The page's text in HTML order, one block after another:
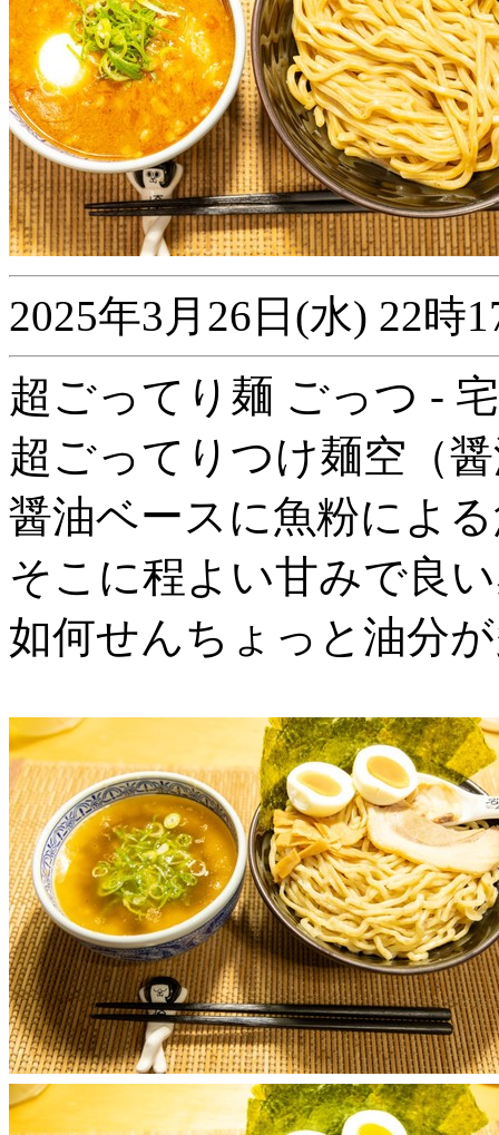
2025年3月26日(水) 22時
超ごってり麺 ごっつ -
超ごってりつけ麺空（
醤油ベースに魚粉によ
そこに程よい甘みで良
如何せんちょっと油分